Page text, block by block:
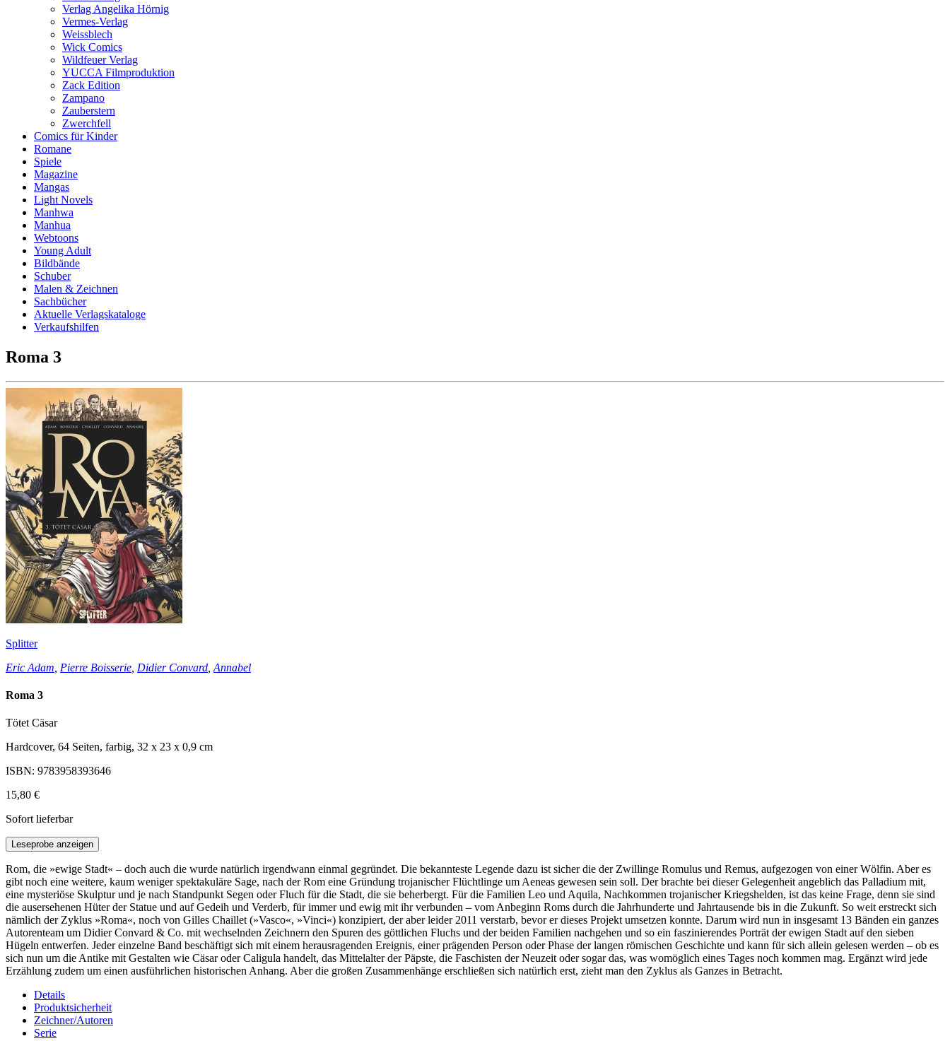
Verlag Angelika Hörnig
Vermes-Verlag
Weissblech
Wick Comics
Wildfeuer Verlag
YUCCA Filmproduktion
Zack Edition
Zampano
Zauberstern
Zwerchfell
Comics für Kinder
Romane
Spiele
Magazine
Mangas
Light Novels
Manhwa
Manhua
Webtoons
Young Adult
Bildbände
Schuber
Malen & Zeichnen
Sachbücher
Aktuelle Verlagskataloge
Verkaufshilfen
Roma 3
Splitter
Eric Adam Pierre Boisserie Didier Convard Annabel
Roma 3
Tötet Cäsar
Hardcover, 64 Seiten, farbig, 32 x 23 x 0,9 cm
ISBN: 9783958393646
15,80 €
Sofort lieferbar
Leseprobe anzeigen
Rom, die »ewige Stadt« – doch auch die wurde natürlich irgendwann einmal gegründet. Die bekannteste Legende dazu ist sicher die der Zwillinge Romulus und Remus, aufgezogen von einer Wölfin. Aber es
gibt noch eine weitere, kaum weniger spektakuläre Sage, nach der Rom eine Gründung trojanischer Flüchtlinge um Aeneas gewesen sein soll. Der brachte bei dieser Gelegenheit angeblich das Palladium mit,
eine mysteriöse Skulptur und je nach Standpunkt Segen oder Fluch für die Stadt, die sie beherbergt. Für die Familien Leo und Aquila, Nachkommen trojanischer Kriegshelden, ist das keine Frage, denn sie sind
die ausersehenen Hüter der Statue und auf Gedeih und Verderb, für immer und ewig mit ihr verbunden – vom Anbeginn Roms durch die Jahrhunderte und Jahrtausende bis in die Zukunft. So weit erstreckt sich
nämlich der Zyklus »Roma«, noch von Gilles Chaillet (»Vasco«, »Vinci«) konzipiert, der aber leider 2011 verstarb, bevor er dieses Projekt umsetzen konnte. Darum wird nun in insgesamt 13 Bänden ein ganzes
Autorenteam um Didier Convard & Co. mit wechselnden Zeichnern den Spuren des göttlichen Fluchs und der beiden Familien nachgehen und so ein faszinierendes Porträt der ewigen Stadt auf den sieben
Hügeln entwerfen. Jeder einzelne Band beschäftigt sich mit einem herausragenden Ereignis, einer prägenden Person oder Phase der langen römischen Geschichte und kann für sich allein gelesen werden – ob es
sich nun um die Antike mit Gestalten wie Cäsar oder Caligula handelt, das Mittelalter der Päpste, die Faschisten der Neuzeit oder sogar das, was womöglich eines Tages noch kommen mag. Ergänzt wird jede
Erzählung zudem um einen ausführlichen historischen Anhang. Aber die großen Zusammenhänge erschließen sich natürlich erst, zieht man den Zyklus als Ganzes in Betracht.
Details
Produktsicherheit
Zeichner/Autoren
Serie